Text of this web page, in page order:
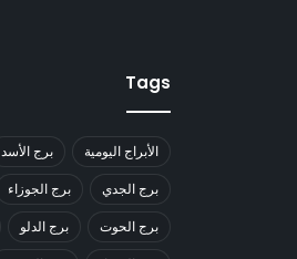
Tags
الأبراج اليومية برج الأسد
برج الجدي برج الجوزاء
برج الحوت برج الدلو